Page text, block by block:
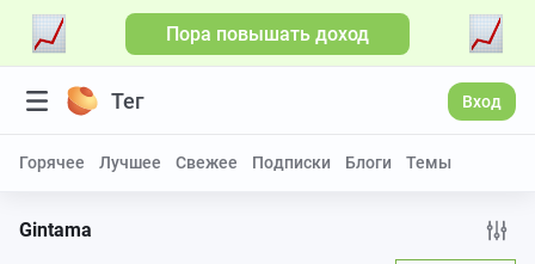
Пора повышать доход
Тег Вход
Горячее Лучшее Свежее Подписки Блоги Темы
Gintama
Больше видео